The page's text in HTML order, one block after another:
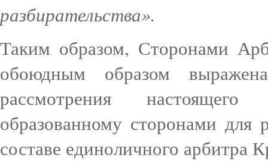
разбирательства».
Таким образом, Сторонами
обоюдным образом
рассмотрения
образованному сторонами для
составе единоличного арбитра